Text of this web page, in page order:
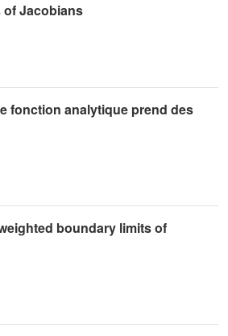
of Jacobians
fonction analytique prend des
boundary limits of